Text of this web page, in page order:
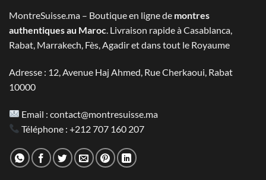
MontreSuisse.ma – Boutique en ligne de montres
authentiques au Maroc. Livraison rapide à Casablanca,
Rabat, Marrakech, Fès, Agadir et dans tout le Royaume
Adresse : 12, Avenue Haj Ahmed, Rue Cherkaoui, Rabat
10000
Email :contact@montresuisse.ma
Téléphone :+212 707 160 207